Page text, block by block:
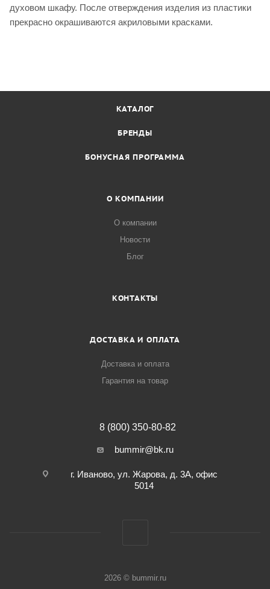
духовом шкафу. После отверждения изделия из пластики
прекрасно окрашиваются акриловыми красками.
КАТАЛОГ
БРЕНДЫ
БОНУСНАЯ ПРОГРАММА
О КОМПАНИИ
О компании
Новости
Блог
КОНТАКТЫ
ДОСТАВКА И ОПЛАТА
Доставка и оплата
Гарантия на товар
8 (800) 350-80-82
bummir@bk.ru
г. Иваново, ул. Жарова, д. 3А, офис
5014
2026 © bummir.ru